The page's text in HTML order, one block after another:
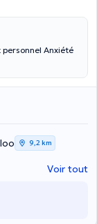
9,2 km
Voir tout